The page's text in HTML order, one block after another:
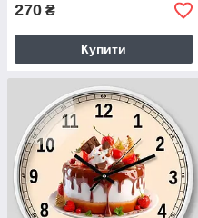
270 ₴
Купити